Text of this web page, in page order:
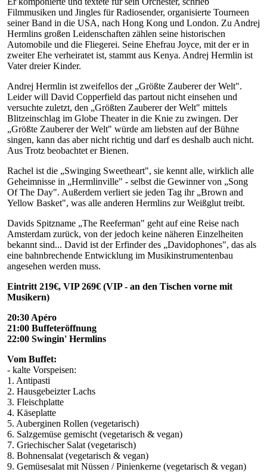
Filmmusiken und Jingles für Radiosender, organisierte Tourneen
seiner Band in die USA, nach Hong Kong und London. Zu Andrej
Hermlins großen Leidenschaften zählen seine historischen
Automobile und die Fliegerei. Seine Ehefrau Joyce, mit der er in
zweiter Ehe verheiratet ist, stammt aus Kenya. Andrej Hermlin ist
Vater dreier Kinder.
Andrej Hermlin ist zweifellos der „Größte Zauberer der Welt".
Leider will David Copperfield das partout nicht einsehen und
versuchte zuletzt, den „Größten Zauberer der Welt" mittels
Blitzeinschlag im Globe Theater in die Knie zu zwingen. Der
„Größte Zauberer der Welt" würde am liebsten auf der Bühne
singen, kann das aber nicht richtig und darf es deshalb auch nicht.
Aus Trotz beobachtet er Bienen.
Rachel ist die „Swinging Sweetheart", sie kennt alle, wirklich alle
Geheimnisse in „Hermlinville" - selbst die Gewinner von „Song
Of The Day". Außerdem verliert sie jeden Tag ihr „Brown and
Yellow Basket", was alle anderen Hermlins zur Weißglut treibt.
Davids Spitzname „The Reeferman" geht auf eine Reise nach
Amsterdam zurück, von der jedoch keine näheren Einzelheiten
bekannt sind... David ist der Erfinder des „Davidophones", das als
eine bahnbrechende Entwicklung im Musikinstrumentenbau
angesehen werden muss.
Eintritt 219€, VIP 269€ (VIP - an den Tischen vorne mit
Musikern)
20:30 Apéro
21:00 Buffeteröffnung
22:00 Swingin' Hermlins
Vom Buffet:
- kalte Vorspeisen:
1. Antipasti
2. Hausgebeizter Lachs
3. Fleischplatte
4. Käseplatte
5. Auberginen Rollen (vegetarisch)
6. Salzgemüse gemischt (vegetarisch & vegan)
7. Griechischer Salat (vegetarisch)
8. Bohnensalat (vegetarisch & vegan)
9. Gemüsesalat mit Nüssen / Pinienkerne (vegetarisch & vegan)